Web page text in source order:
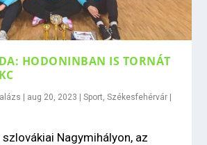
HODONINBAN IS TORNÁT
| aug 20, 2023 |Sport ,Székesfehérvár |
Nagymihályon, az